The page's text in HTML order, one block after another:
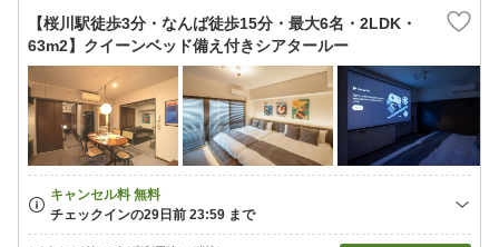
【桜川駅徒歩3分・なんば徒歩15分・最大6名・2LDK・
63m2】クイーンベッド備え付きシアタールー